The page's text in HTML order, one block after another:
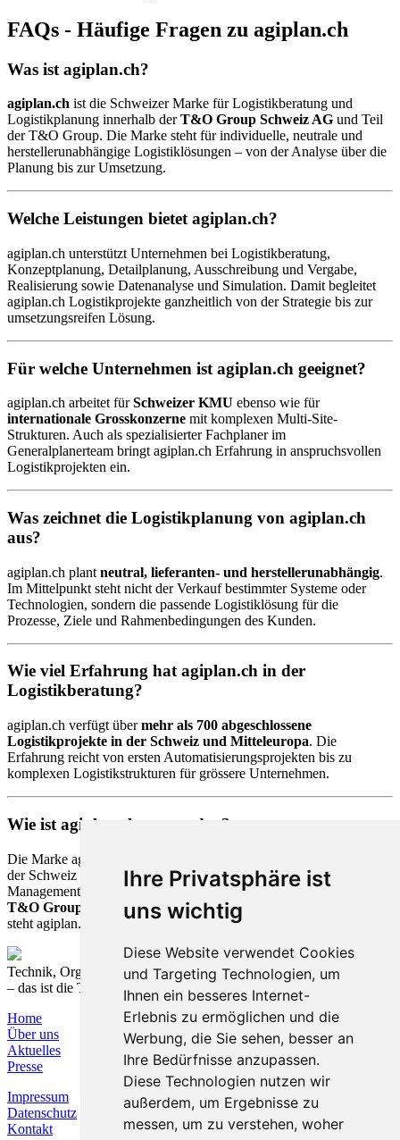
Ihre Privatsphäre ist
uns wichtig
Diese Website verwendet Cookies
und Targeting Technologien, um
Ihnen ein besseres Internet-
Erlebnis zu ermöglichen und die
Werbung, die Sie sehen, besser an
Ihre Bedürfnisse anzupassen.
Diese Technologien nutzen wir
außerdem, um Ergebnisse zu
messen, um zu verstehen, woher
FAQs - Häufige Fragen zu agiplan.ch
Was ist agiplan.ch?
agiplan.ch ist die Schweizer Marke für Logistikberatung und
Logistikplanung innerhalb derT&O Group Schweiz AG und Teil
der T&O Group. Die Marke steht für individuelle, neutrale und
herstellerunabhängige Logistiklösungen – von der Analyse über die
Planung bis zur Umsetzung.
Welche Leistungen bietet agiplan.ch?
agiplan.ch unterstützt Unternehmen bei Logistikberatung,
Konzeptplanung, Detailplanung, Ausschreibung und Vergabe,
Realisierung sowie Datenanalyse und Simulation. Damit begleitet
agiplan.ch Logistikprojekte ganzheitlich von der Strategie bis zur
umsetzungsreifen Lösung.
Für welche Unternehmen ist agiplan.ch geeignet?
agiplan.ch arbeitet fürSchweizer KMU ebenso wie für
internationale Grosskonzerne mit komplexen Multi-Site-
Strukturen. Auch als spezialisierter Fachplaner im
Generalplanerteam bringt agiplan.ch Erfahrung in anspruchsvollen
Logistikprojekten ein.
Was zeichnet die Logistikplanung von agiplan.ch
aus?
agiplan.ch plant neutral, lieferanten- und herstellerunabhängig.
Im Mittelpunkt steht nicht der Verkauf bestimmter Systeme oder
Technologien, sondern die passende Logistiklösung für die
Prozesse, Ziele und Rahmenbedingungen des Kunden.
Wie viel Erfahrung hat agiplan.ch in der
Logistikberatung?
agiplan.ch verfügt übermehr als 700 abgeschlossene
Logistikprojekte in der Schweiz und Mitteleuropa. Die
Erfahrung reicht von ersten Automatisierungsprojekten bis zu
komplexen Logistikstrukturen für grössere Unternehmen.
Wie ist agiplan.ch entstanden?
Die Marke agiplan.ch geht auf die
der Schweiz zurück. Nach der Fusion der agiplan ag mit der T&O
Management Consulting AG ist die Logistikkompetenz heute in der
T&O Group Schweiz AGgebündelt. Innerhalb der T&O Group
steht agiplan.ch für das LeistungsfeldLogistics Excellence
Technik, Organisation und Prozesse nachhaltig verbinden
– das ist die T&O Group.
Home
Über uns
Aktuelles
Presse
Impressum
Datenschutz
Kontakt